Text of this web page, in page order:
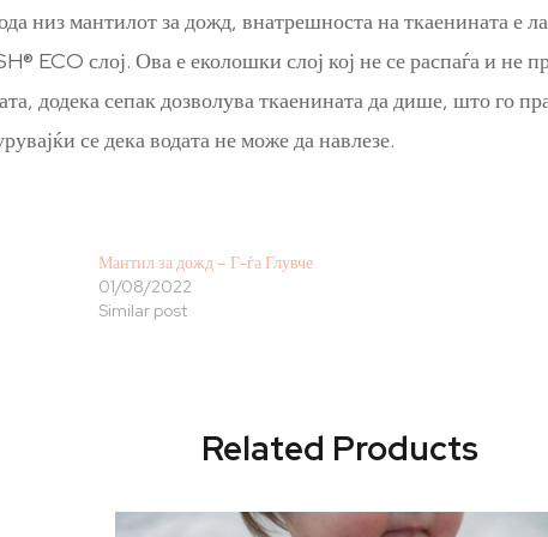
низ мантилот за дожд, внатрешноста на
ECO слој. Ова е еколошки слој кој не се распаѓа и не
додека сепак дозволува ткаенината да дише, што го
се дека водата не може да навлезе.
Мантил за дожд – Г-ѓа Глувче
01/08/2022
Similar post
Related Products